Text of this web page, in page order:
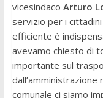
vicesindaco Arturo
servizio per i
efficiente è
avevamo chiesto di
importante sul
dall’amministrazione
comunale ci siamo